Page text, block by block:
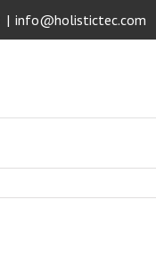
| info@holistictec.com